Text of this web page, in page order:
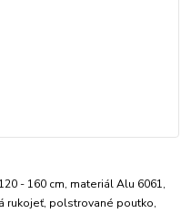
- 160 cm, materiál Alu 6061,
rukojeť, polstrované poutko,